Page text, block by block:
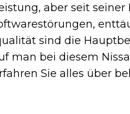
aber seit
sind die
man bei diesem
Sie alles über